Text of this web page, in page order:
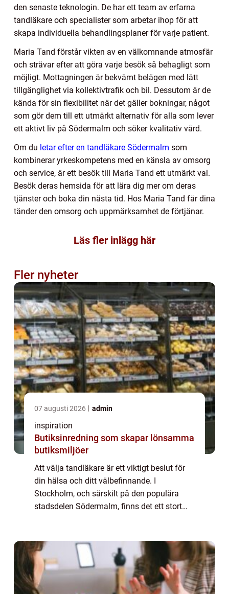
den senaste teknologin. De har ett team av erfarna
tandläkare och specialister som arbetar ihop för att
skapa individuella behandlingsplaner för varje patient.
Maria Tand förstår vikten av en välkomnande atmosfär
och strävar efter att göra varje besök så behagligt som
möjligt. Mottagningen är bekvämt belägen med lätt
tillgänglighet via kollektivtrafik och bil. Dessutom är de
kända för sin flexibilitet när det gäller bokningar, något
som gör dem till ett utmärkt alternativ för alla som lever
ett aktivt liv på Södermalm och söker kvalitativ vård.
Om du letar efter en tandläkare Södermalm som
kombinerar yrkeskompetens med en känsla av omsorg
och service, är ett besök till Maria Tand ett utmärkt val.
Besök deras hemsida för att lära dig mer om deras
tjänster och boka din nästa tid. Hos Maria Tand får dina
tänder den omsorg och uppmärksamhet de förtjänar.
Läs fler inlägg här
Fler nyheter
07 augusti 2026 admin
inspiration
Butiksinredning som skapar lönsamma
butiksmiljöer
Att välja tandläkare är ett viktigt beslut för
din hälsa och ditt välbefinnande. I
Stockholm, och särskilt på den populära
stadsdelen Södermalm, finns det ett stort